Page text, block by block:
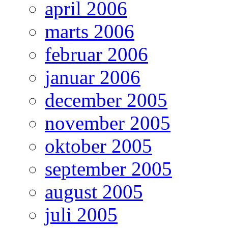
april 2006
marts 2006
februar 2006
januar 2006
december 2005
november 2005
oktober 2005
september 2005
august 2005
juli 2005